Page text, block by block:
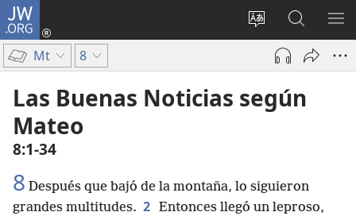
JW.ORG
Cambiar
idioma
del sitio
Iniciar
sesión
ventana)
en
jw.org
Mt 8
Las Buenas Noticias según
Mateo
8:1-34
8 Después que bajó de la montaña, lo siguieron
grandes multitudes. 2 Entonces llegó un leproso,